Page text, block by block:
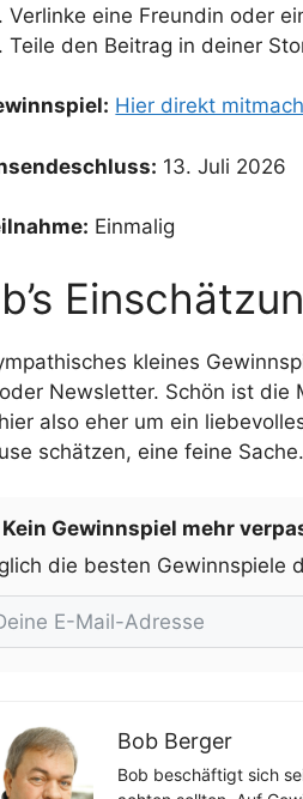
Verlinke eine Freundin oder
Teile den Beitrag in deiner
Hier direkt
13. Juli 2026
Einmalig
kleines
Newsletter. Schön ist die
also eher um ein
schätzen, eine feine Sache.
Kein Gewinnspiel mehr
die besten Gewinnspiele
Bob Berger
Bob beschäftigt sich